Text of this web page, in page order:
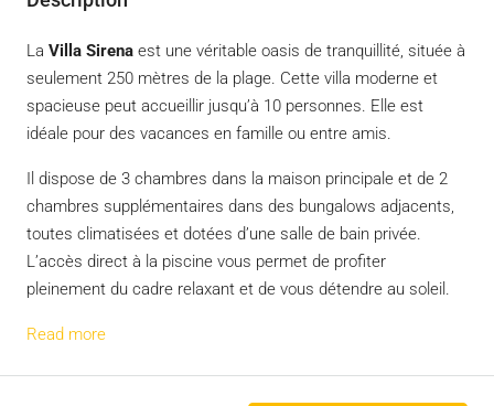
La Villa Sirena est une véritable oasis de tranquillité, située à
seulement 250 mètres de la plage. Cette villa moderne et
spacieuse peut accueillir jusqu’à 10 personnes. Elle est
idéale pour des vacances en famille ou entre amis.
Il dispose de 3 chambres dans la maison principale et de 2
chambres supplémentaires dans des bungalows adjacents,
toutes climatisées et dotées d’une salle de bain privée.
L’accès direct à la piscine vous permet de profiter
pleinement du cadre relaxant et de vous détendre au soleil.
Read more